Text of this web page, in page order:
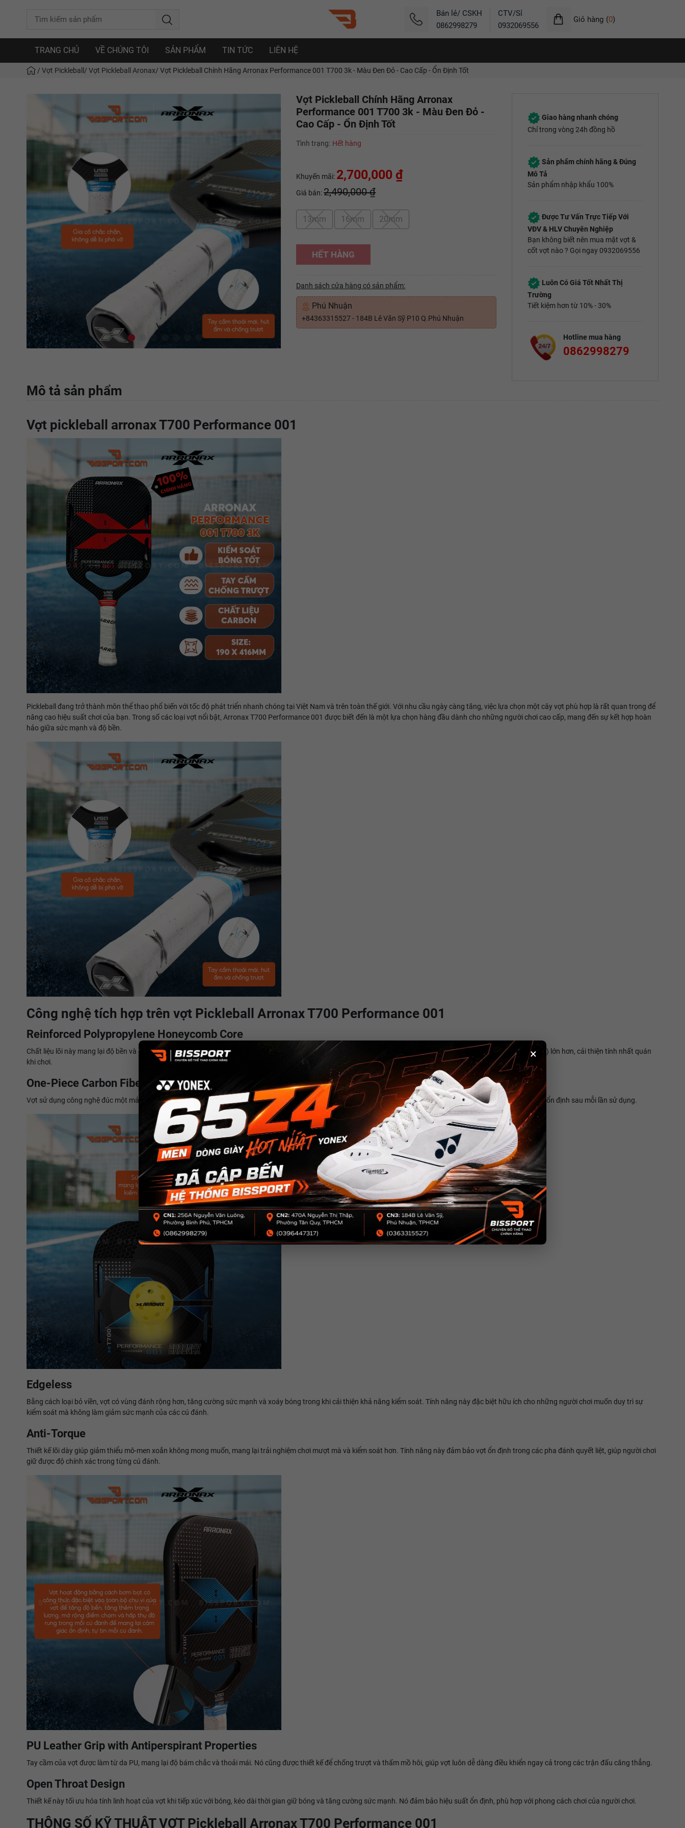
×
Bán lẻ/ CSKH
0862998279
CTV/Sỉ
0932069556
Giỏ hàng (0)
TRANG CHỦ VỀ CHÚNG TÔI SẢN PHẨM TIN TỨC LIÊN HỆ
/ Vợt Pickleball / Vợt Pickleball Aronax/ Vợt Pickleball Chính Hãng Arronax Performance 001 T700 3k - Màu Đen Đỏ - Cao Cấp - Ổn Định Tốt
Vợt Pickleball Chính Hãng Arronax
Performance 001 T700 3k - Màu Đen Đỏ -
Cao Cấp - Ổn Định Tốt
Tình trạng: Hết hàng
Khuyến mãi: 2,700,000 ₫
Giá bán:2,490,000 ₫
13mm 16mm 20mm
HẾT HÀNG
Danh sách cửa hàng có sản phẩm:
Phú Nhuận
+84363315527 - 184B Lê Văn Sỹ P10 Q.Phú Nhuận
Giao hàng nhanh chóng
Chỉ trong vòng 24h đồng hồ
Sản phẩm chính hãng & Đúng
Mô Tả
Sản phẩm nhập khẩu 100%
Được Tư Vấn Trực Tiếp Với
VĐV & HLV Chuyên Nghiệp
Bạn không biết nên mua mặt vợt &
cốt vợt nào ? Gọi ngay 0932069556
Luôn Có Giá Tốt Nhất Thị
Trường
Tiết kiệm hơn từ 10% - 30%
Hotline mua hàng
0862998279
Mô tả sản phẩm
Vợt pickleball arronax T700 Performance 001
Pickleball đang trở thành môn thể thao phổ biến với tốc độ phát triển nhanh chóng tại Việt Nam và trên toàn thế giới. Với nhu cầu ngày càng tăng, việc lựa chọn một cây vợt phù hợp là rất quan trọng để
nâng cao hiệu suất chơi của bạn. Trong số các loại vợt nổi bật, Arronax T700 Performance 001 được biết đến là một lựa chọn hàng đầu dành cho những người chơi cao cấp, mang đến sự kết hợp hoàn
hảo giữa sức mạnh và độ bền.
Công nghệ tích hợp trên vợt Pickleball Arronax T700 Performance 001
Reinforced Polypropylene Honeycomb Core
Chất liệu lõi này mang lại độ bền và độ nhất quán, giúp người chơi thực hiện các cú đánh chính xác một cách dễ dàng. Cấu trúc tổ ong đảm bảo điểm ngọt (sweet spot) lớn hơn, cải thiện tính nhất quán
khi chơi.
One-Piece Carbon Fiber Molding Technology
Vợt sử dụng công nghệ đúc một mảnh, giúp tăng cường sức mạnh và mang lại cảm giác đồng đều trong mỗi cú đánh. Công nghệ này đảm bảo vợt mang lại hiệu suất ổn định sau mỗi lần sử dụng.
Edgeless
Bằng cách loại bỏ viền, vợt có vùng đánh rộng hơn, tăng cường sức mạnh và xoáy bóng trong khi cải thiện khả năng kiểm soát. Tính năng này đặc biệt hữu ích cho những người chơi muốn duy trì sự
kiểm soát mà không làm giảm sức mạnh của các cú đánh.
Anti-Torque
Thiết kế lõi dày giúp giảm thiểu mô-men xoắn không mong muốn, mang lại trải nghiệm chơi mượt mà và kiểm soát hơn. Tính năng này đảm bảo vợt ổn định trong các pha đánh quyết liệt, giúp người chơi
giữ được độ chính xác trong từng cú đánh.
PU Leather Grip with Antiperspirant Properties
Tay cầm của vợt được làm từ da PU, mang lại độ bám chắc và thoải mái. Nó cũng được thiết kế để chống trượt và thấm mồ hôi, giúp vợt luôn dễ dàng điều khiển ngay cả trong các trận đấu căng thẳng.
Open Throat Design
Thiết kế này tối ưu hóa tính linh hoạt của vợt khi tiếp xúc với bóng, kéo dài thời gian giữ bóng và tăng cường sức mạnh. Nó đảm bảo hiệu suất ổn định, phù hợp với phong cách chơi của người chơi.
THÔNG SỐ KỸ THUẬT VỢT Pickleball Arronax T700 Performance 001